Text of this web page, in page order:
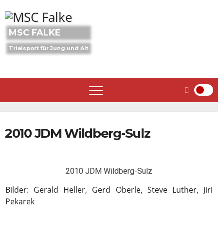
to
content
MSC FALKE
Trialsport für Jung und Alt
2010 JDM Wildberg-Sulz
2010 JDM Wildberg-Sulz
Bilder: Gerald Heller, Gerd Oberle, Steve Luther, Jiri
Pekarek